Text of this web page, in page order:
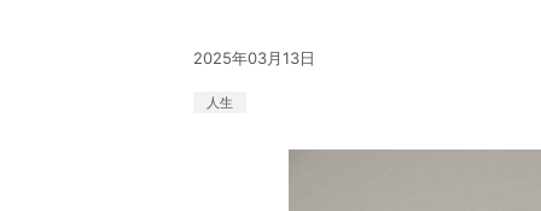
2025年03月13日
人生